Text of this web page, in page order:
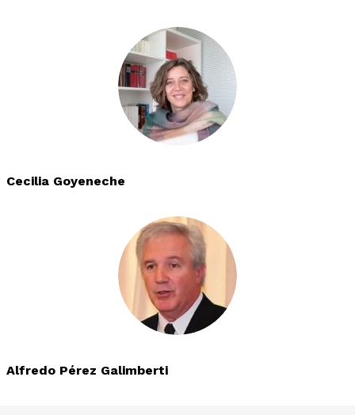
Cecilia Goyeneche
Alfredo Pérez Galimberti